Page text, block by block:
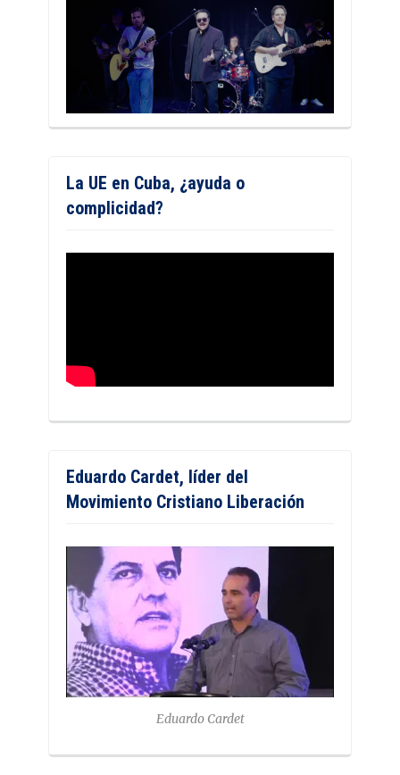
La UE en Cuba, ¿ayuda o
complicidad?
Eduardo Cardet, líder del
Movimiento Cristiano Liberación
Eduardo Cardet